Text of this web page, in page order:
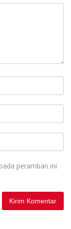
peramban ini